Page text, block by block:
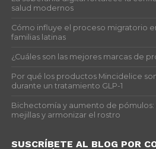
salud modernos
Cómo influye el proceso migratorio
familias latinas
¿Cuáles son las mejores marcas de
Por qué los productos Mincidelice
durante un tratamiento GLP-1
Bichectomía y aumento de
mejillas y armonizar el rostro
SUSCRÍBETE AL BLOG POR